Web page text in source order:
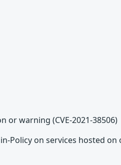
warning (CVE-2021-38506)
Policy on services hosted on